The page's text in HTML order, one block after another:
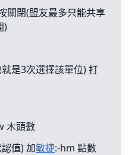
關閉(盟友最多只能共享
)
是3次選擇該單位) 打
木頭數
值) 加敏捷:-hm 點數